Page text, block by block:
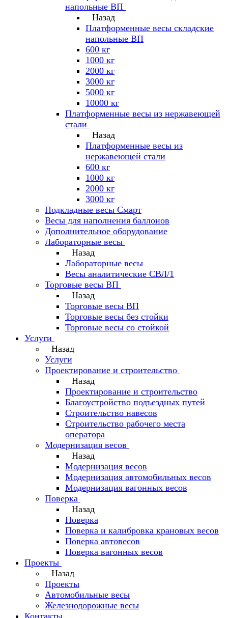
напольные ВП
Назад
Платформенные весы складские
напольные ВП
600 кг
1000 кг
2000 кг
3000 кг
5000 кг
10000 кг
Платформенные весы из нержавеющей
стали
Назад
Платформенные весы из
нержавеющей стали
600 кг
1000 кг
2000 кг
3000 кг
Подкладные весы Смарт
Весы для наполнения баллонов
Дополнительное оборудование
Лабораторные весы
Назад
Лабораторные весы
Весы аналитические СВЛ/1
Торговые весы ВП
Назад
Торговые весы ВП
Торговые весы без стойки
Торговые весы со стойкой
Услуги
Назад
Услуги
Проектирование и строительство
Назад
Проектирование и строительство
Благоустройство подъездных путей
Строительство навесов
Строительство рабочего места
оператора
Модернизация весов
Назад
Модернизация весов
Модернизация автомобильных весов
Модернизация вагонных весов
Поверка
Назад
Поверка
Поверка и калибровка крановых весов
Поверка автовесов
Поверка вагонных весов
Проекты
Назад
Проекты
Автомобильные весы
Железнодорожные весы
Контакты